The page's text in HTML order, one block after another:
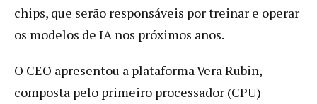
chips, que serão responsáveis por treinar e operar
os modelos de IA nos próximos anos.
O CEO apresentou a plataforma Vera Rubin,
composta pelo primeiro processador (CPU)